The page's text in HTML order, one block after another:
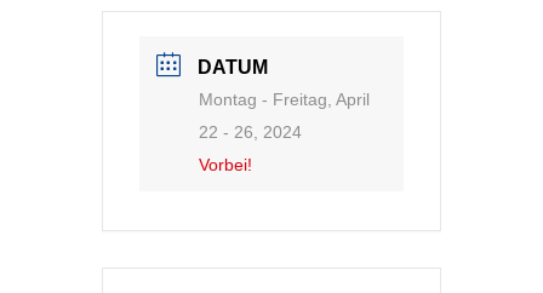
DATUM
Montag - Freitag, April
22 - 26, 2024
Vorbei!